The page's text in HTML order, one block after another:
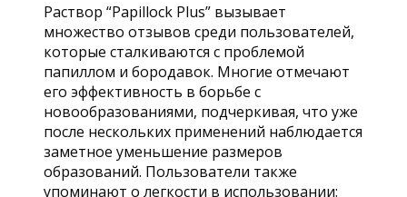
Раствор “Papillock Plus” вызывает
множество отзывов среди пользователей,
которые сталкиваются с проблемой
папиллом и бородавок. Многие отмечают
его эффективность в борьбе с
новообразованиями, подчеркивая, что уже
после нескольких применений наблюдается
заметное уменьшение размеров
образований. Пользователи также
упоминают о легкости в использовании: